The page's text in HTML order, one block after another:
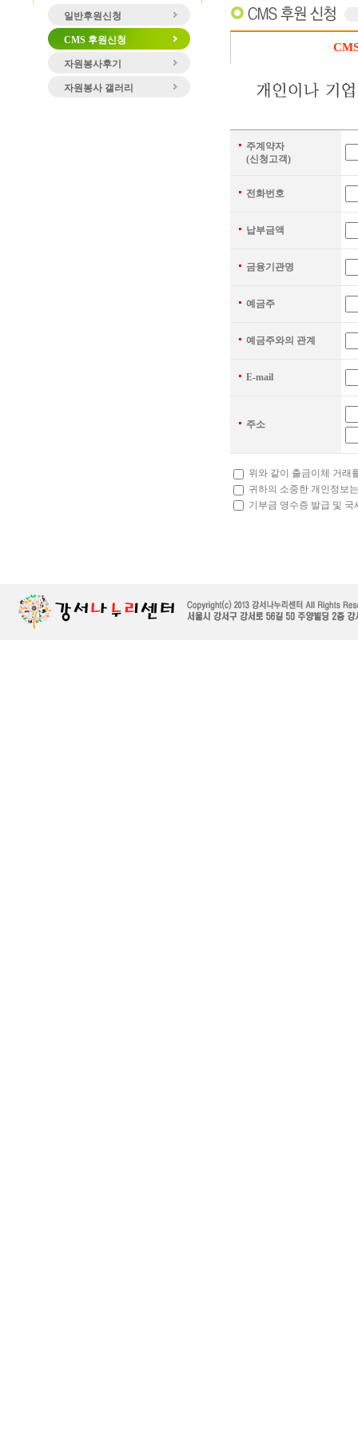
일반후원신청
CMS 후원신청
자원봉사후기
자원봉사 갤러리
주계약자
(신청고객)
전화번호
납부금액
금융기관명
예금주
예금주와의 관계
E-mail
주소
위와 같이 출금이체 거래
귀하의 소중한 개인정보
기부금 영수증 발급 및